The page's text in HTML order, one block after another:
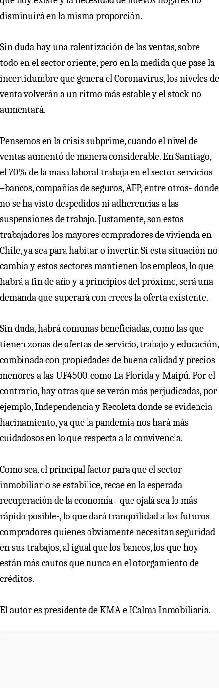
disminuirá en la misma proporción.
Sin duda hay una ralentización de las ventas, sobre
todo en el sector oriente, pero en la medida que pase la
incertidumbre que genera el Coronavirus, los niveles de
venta volverán a un ritmo más estable y el stock no
aumentará.
Pensemos en la crisis subprime, cuando el nivel de
ventas aumentó de manera considerable. En Santiago,
el 70% de la masa laboral trabaja en el sector servicios
–bancos, compañías de seguros, AFP, entre otros- donde
no se ha visto despedidos ni adherencias a las
suspensiones de trabajo. Justamente, son estos
trabajadores los mayores compradores de vivienda en
Chile, ya sea para habitar o invertir. Si esta situación no
cambia y estos sectores mantienen los empleos, lo que
habrá a fin de año y a principios del próximo, será una
demanda que superará con creces la oferta existente.
Sin duda, habrá comunas beneficiadas, como las que
tienen zonas de ofertas de servicio, trabajo y educación,
combinada con propiedades de buena calidad y precios
menores a las UF4500, como La Florida y Maipú. Por el
contrario, hay otras que se verán más perjudicadas, por
ejemplo, Independencia y Recoleta donde se evidencia
hacinamiento, ya que la pandemia nos hará más
cuidadosos en lo que respecta a la convivencia.
Como sea, el principal factor para que el sector
inmobiliario se estabilice, recae en la esperada
recuperación de la economía –que ojalá sea lo más
rápido posible-, lo que dará tranquilidad a los futuros
compradores quienes obviamente necesitan seguridad
en sus trabajos, al igual que los bancos, los que hoy
están más cautos que nunca en el otorgamiento de
créditos.
El autor es presidente de KMA e ICalma Inmobiliaria.